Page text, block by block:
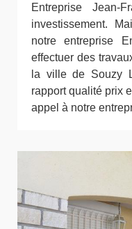
Entreprise Jean-
investissement.
notre entreprise
effectuer des
la ville de Souzy
rapport qualité prix
appel à notre